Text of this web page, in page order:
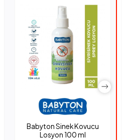
Babyton Sinek Kovucu
Losyon 100 ml